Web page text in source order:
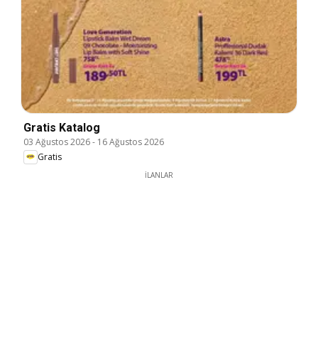
Gratis Katalog
03 Ağustos 2026- 16 Ağustos 2026
Gratis
İLANLAR